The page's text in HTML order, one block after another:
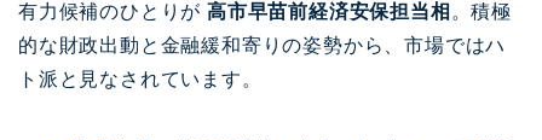
有力候補のひとりが 高市早苗前経済安保担当相 。積極
的な財政出動と金融緩和寄りの姿勢から、市場ではハ
ト派と見なされています。